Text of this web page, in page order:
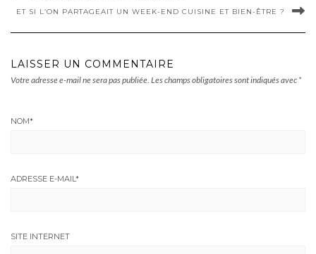
ET SI L’ON PARTAGEAIT UN WEEK-END CUISINE ET BIEN-ÊTRE ?
LAISSER UN COMMENTAIRE
Votre adresse e-mail ne sera pas publiée. Les champs obligatoires sont indiqués avec *
NOM*
ADRESSE E-MAIL *
SITE INTERNET